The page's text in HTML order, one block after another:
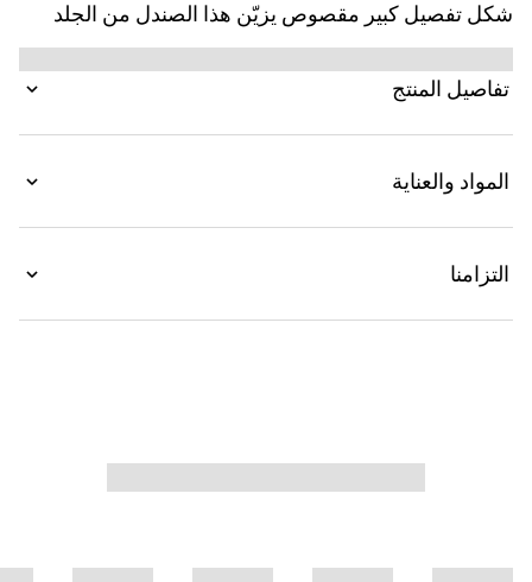
شكل تفصيل كبير مقصوص يزيّن هذا الصندل من الجلد
باللون الأسود.
تفاصيل المنتج
المواد والعناية
التزامنا